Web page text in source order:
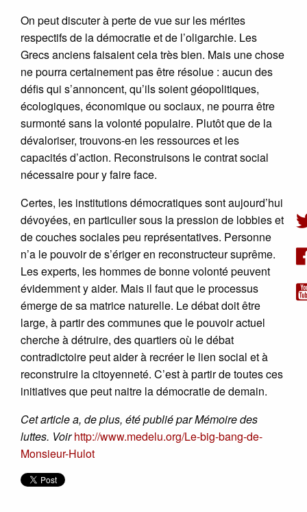
On peut discuter à perte de vue sur les mérites
respectifs de la démocratie et de l’oligarchie. Les
Grecs anciens faisaient cela très bien. Mais une chose
ne pourra certainement pas être résolue : aucun des
défis qui s’annoncent, qu’ils soient géopolitiques,
écologiques, économique ou sociaux, ne pourra être
surmonté sans la volonté populaire. Plutôt que de la
dévaloriser, trouvons-en les ressources et les
capacités d’action. Reconstruisons le contrat social
nécessaire pour y faire face.
Certes, les institutions démocratiques sont aujourd’hui
dévoyées, en particulier sous la pression de lobbies et
de couches sociales peu représentatives. Personne
n’a le pouvoir de s’ériger en reconstructeur suprême.
Les experts, les hommes de bonne volonté peuvent
évidemment y aider. Mais il faut que le processus
émerge de sa matrice naturelle. Le débat doit être
large, à partir des communes que le pouvoir actuel
cherche à détruire, des quartiers où le débat
contradictoire peut aider à recréer le lien social et à
reconstruire la citoyenneté. C’est à partir de toutes ces
initiatives que peut naitre la démocratie de demain.
Cet article a, de plus, été publié par Mémoire des
luttes. Voirhttp://www.medelu.org/Le-big-bang-de-
Monsieur-Hulot